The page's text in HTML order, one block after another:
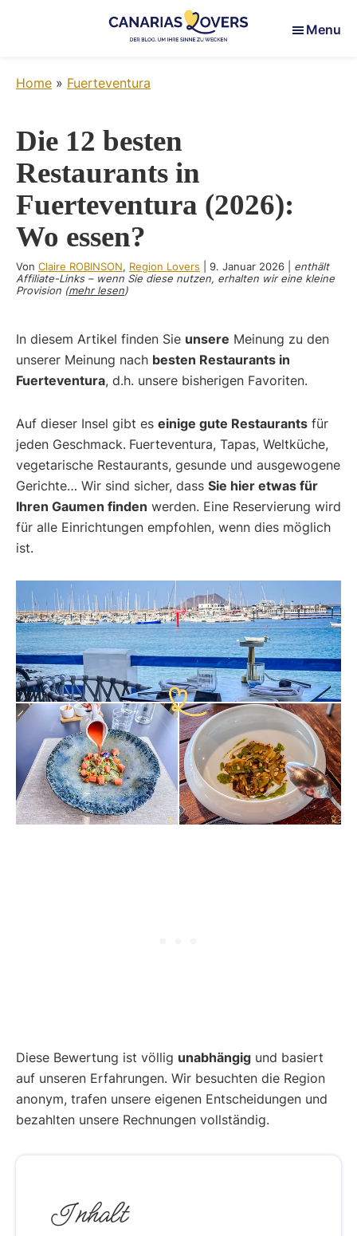
Lovers
Ihre
den
Kanarischen
Inseln
zu
wecken
Menu
Home » Fuerteventura
Die 12 besten
Restaurants in
Fuerteventura (2026):
Wo essen?
Von Claire ROBINSON, Region Lovers 9. Januar 2026
enthält
Affiliate-Links – wenn Sie diese nutzen, erhalten wir eine kleine
Provision (mehr lesen)
In diesem Artikel finden Sie unsere Meinung zu den
unserer Meinung nach besten Restaurants in
Fuerteventura, d.h. unsere bisherigen Favoriten.
Auf dieser Insel gibt es einige gute Restaurants für
jeden Geschmack. Fuerteventura, Tapas, Weltküche,
vegetarische Restaurants, gesunde und ausgewogene
Gerichte… Wir sind sicher, dass Sie hier etwas für
Ihren Gaumen finden werden. Eine Reservierung wird
für alle Einrichtungen empfohlen, wenn dies möglich
ist.
Diese Bewertung ist völlig unabhängig und basiert
auf unseren Erfahrungen. Wir besuchten die Region
anonym, trafen unsere eigenen Entscheidungen und
bezahlten unsere Rechnungen vollständig.
Inhalt